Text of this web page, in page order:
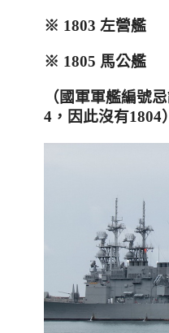
※ 1803 左營艦
※ 1805 馬公艦
（國軍軍艦編號
4，因此沒有1804）